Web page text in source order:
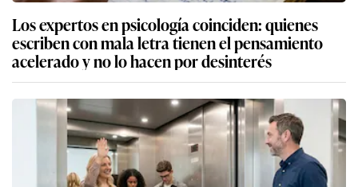
Los expertos en psicología coinciden: quienes
escriben con mala letra tienen el pensamiento
acelerado y no lo hacen por desinterés